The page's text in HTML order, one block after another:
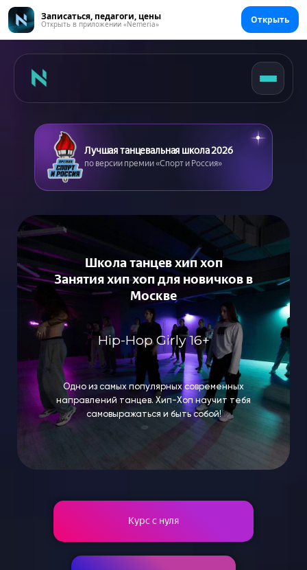
Записаться, педагоги, цены
Открыть в приложении «Nemeria» Открыть
Главная
Цены
Аренда зала
Сертификаты
Съемка танцев
Девичник
Расписание
Спец-курсы
Курсы с нуля
Групповые
Сочи 2024
Направления
Лагерь дети
Приложение
Лучшая танцевальная школа 2026
по версии премии «Спорт и Россия»
Школа танцев хип хоп
Занятия хип хоп для новичков в
Москве
Hip-Hop Girly 16+
Одно из самых популярных современных
направлений танцев. Хип-Хоп научит тебя
самовыражаться и быть собой!
Курс с нуля